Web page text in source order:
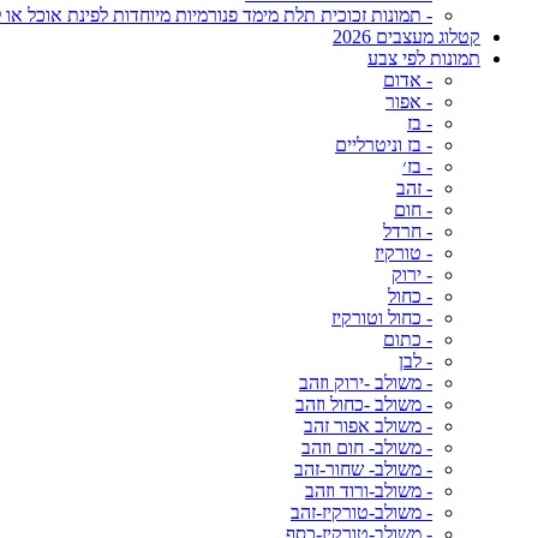
- תמונות זכוכית תלת מימד פנורמיות מיוחדות לפינת אוכל או
קטלוג מעצבים 2026
תמונות לפי צבע
- אדום
- אפור
- בז
- בז וניטרליים
- בז׳
- זהב
- חום
- חרדל
- טורקיז
- ירוק
- כחול
- כחול וטורקיז
- כתום
- לבן
- משולב -ירוק וזהב
- משולב -כחול וזהב
- משולב אפור זהב
- משולב- חום וזהב
- משולב- שחור-זהב
- משולב-ורוד וזהב
- משולב-טורקיז-זהב
- משולב-טורקיז-כסף